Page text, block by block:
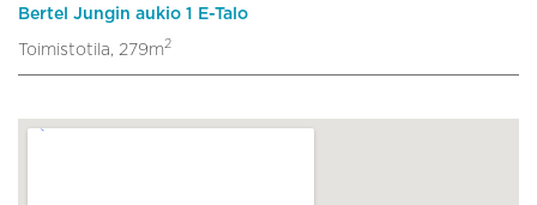
Bertel Jungin aukio 1 E-Talo
Toimistotila, 279m2